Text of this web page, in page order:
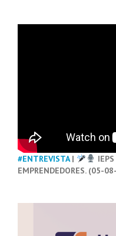
#ENTREVISTA|
EMPRENDEDORES. (05-